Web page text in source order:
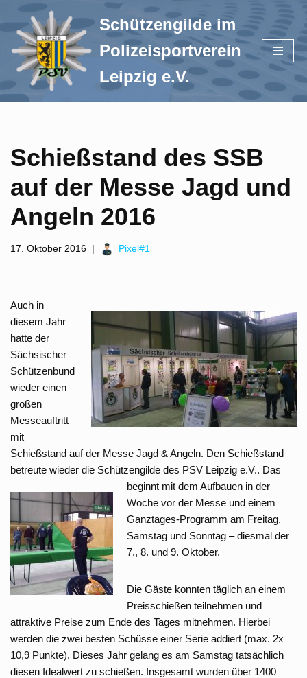
Zum
Inhalt
springen
Schützengilde im
Polizeisportverein
Leipzig e.V.
Schießstand des SSB
auf der Messe Jagd und
Angeln 2016
17. Oktober 2016 Pixel#1
Auch in
diesem Jahr
hatte der
Sächsischer
Schützenbund
wieder einen
großen
Messeauftritt
mit
Schießstand auf der Messe Jagd & Angeln. Den Schießstand
betreute wieder die Schützengilde des PSV Leipzig e.V.. Das
beginnt mit dem Aufbauen in der
Woche vor der Messe und einem
Ganztages-Programm am Freitag,
Samstag und Sonntag – diesmal der
7., 8. und 9. Oktober.
Die Gäste konnten täglich an einem
Preisschießen teilnehmen und
attraktive Preise zum Ende des Tages mitnehmen. Hierbei
werden die zwei besten Schüsse einer Serie addiert (max. 2x
10,9 Punkte). Dieses Jahr gelang es am Samstag tatsächlich
diesen Idealwert zu schießen. Insgesamt wurden über 1400